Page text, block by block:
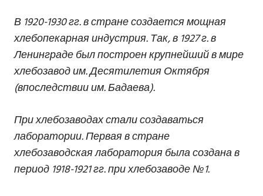
В 1920-1930 гг. в стране создается мощная
хлебопекарная индустрия. Так, в 1927 г. в
Ленинграде был построен крупнейший в мире
хлебозавод им. Десятилетия Октября
(впоследствии им. Бадаева).
При хлебозаводах стали создаваться
лаборатории. Первая в стране
хлебозаводская лаборатория была создана в
период 1918-1921 гг. при хлебозаводе №1.